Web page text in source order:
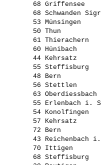
68 Griffensee
68 Schwanden
53 Münsingen
50 Thun
61 Thierachern
60 Hünibach
44 Kehrsatz
55 Steffisburg
48 Bern
56 Stettlen
63
55 Erlenbach i.
54 Konolfingen
57 Kehrsatz
72 Bern
43 Reichenbach
70 Ittigen
68 Steffisburg